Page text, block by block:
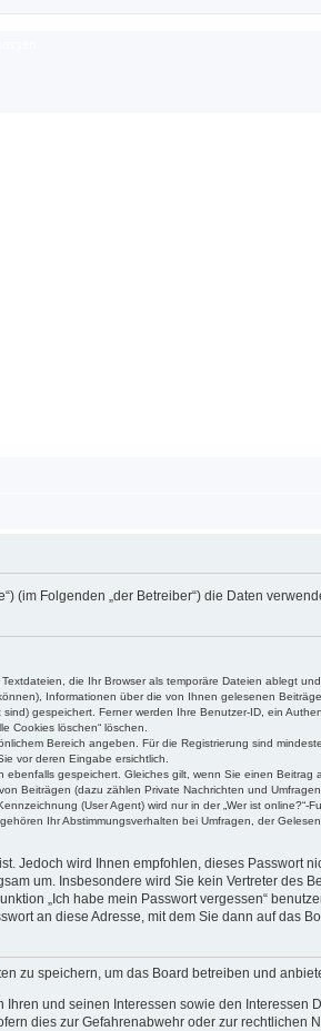
(im Folgenden „der Betreiber“) die Daten
die Ihr Browser als temporäre Dateien ablegt
Informationen über die von Ihnen gelesenen
gespeichert. Ferner werden Ihre Benutzer-ID, ein
Cookies löschen“ löschen.
Bereich angeben. Für die Registrierung sind
vor deren Eingabe ersichtlich.
gespeichert. Gleiches gilt, wenn Sie einen Beitrag
Beiträgen (dazu zählen Private Nachrichten und
(User Agent) wird nur in der „Wer ist
Ihr Abstimmungsverhalten bei Umfragen, der
Jedoch wird Ihnen empfohlen, dieses Passwort
um. Insbesondere wird Sie kein Vertreter des
„Ich habe mein Passwort vergessen“
an diese Adresse, mit dem Sie dann auf das
zu speichern, um das Board betreiben und
und seinen Interessen sowie den Interessen
dies zur Gefahrenabwehr oder zur rechtlichen